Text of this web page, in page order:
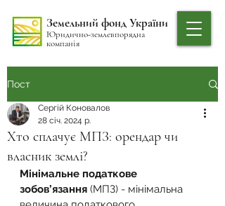
Земельний фонд України
Юридично-землевпорядна
компанія
Пост
Хто сплачує МПЗ: орендар чи
власник землі?
Сергій Коновалов
28 січ. 2024 р.
Мінімальне податкове
зобов’язання (МПЗ) - мінімальна